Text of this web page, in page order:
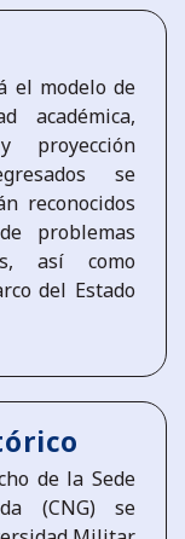
el modelo de
académica,
proyección
se
reconocidos
problemas
así como
del Estado
de la Sede
(CNG) se